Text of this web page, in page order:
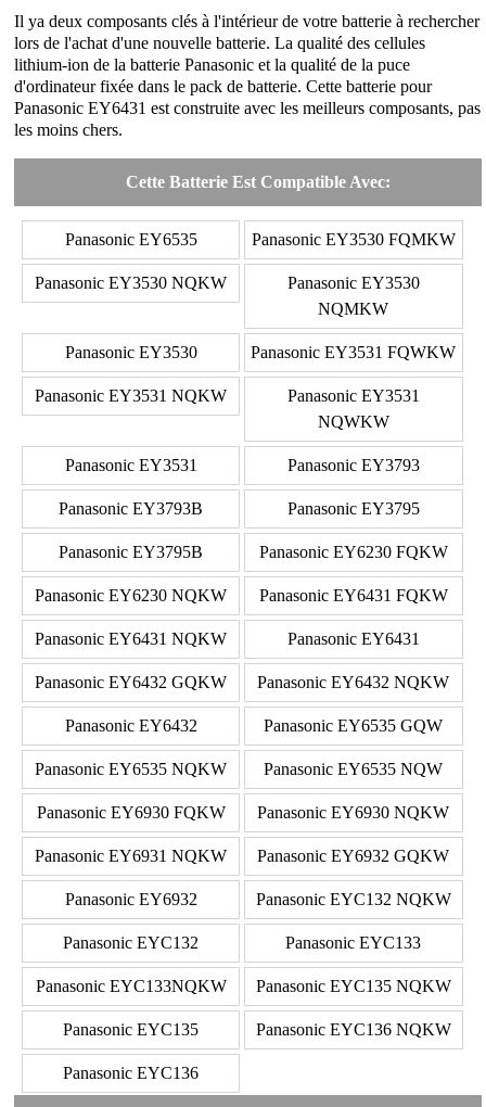
Il ya deux composants clés à l'intérieur de votre batterie à rechercher
lors de l'achat d'une nouvelle batterie. La qualité des cellules
lithium-ion de la batterie Panasonic et la qualité de la puce
d'ordinateur fixée dans le pack de batterie. Cette batterie pour
Panasonic EY6431 est construite avec les meilleurs composants, pas
les moins chers.
Cette Batterie Est Compatible Avec:
Panasonic EY6535 Panasonic EY3530 FQMKW
Panasonic EY3530 NQKW
Panasonic EY3530
NQMKW
Panasonic EY3530 Panasonic EY3531 FQWKW
Panasonic EY3531 NQKW
Panasonic EY3531
NQWKW
Panasonic EY3531 Panasonic EY3793
Panasonic EY3793B Panasonic EY3795
Panasonic EY3795B Panasonic EY6230 FQKW
Panasonic EY6230 NQKW Panasonic EY6431 FQKW
Panasonic EY6431 NQKW Panasonic EY6431
Panasonic EY6432 GQKW Panasonic EY6432 NQKW
Panasonic EY6432 Panasonic EY6535 GQW
Panasonic EY6535 NQKW Panasonic EY6535 NQW
Panasonic EY6930 FQKW Panasonic EY6930 NQKW
Panasonic EY6931 NQKW Panasonic EY6932 GQKW
Panasonic EY6932 Panasonic EYC132 NQKW
Panasonic EYC132 Panasonic EYC133
Panasonic EYC133NQKW Panasonic EYC135 NQKW
Panasonic EYC135 Panasonic EYC136 NQKW
Panasonic EYC136